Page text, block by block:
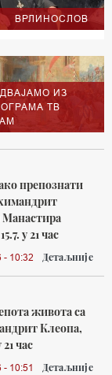
ВРЛИНОСЛОВ
ИЗ
ТВ
препознати
у 21 час
- 10:32 Детаљније
живота са
Клеопа,
час
10:51 Детаљније